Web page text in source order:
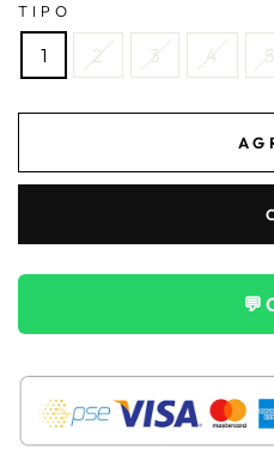
TIPO
1 2 3 4 5
💬